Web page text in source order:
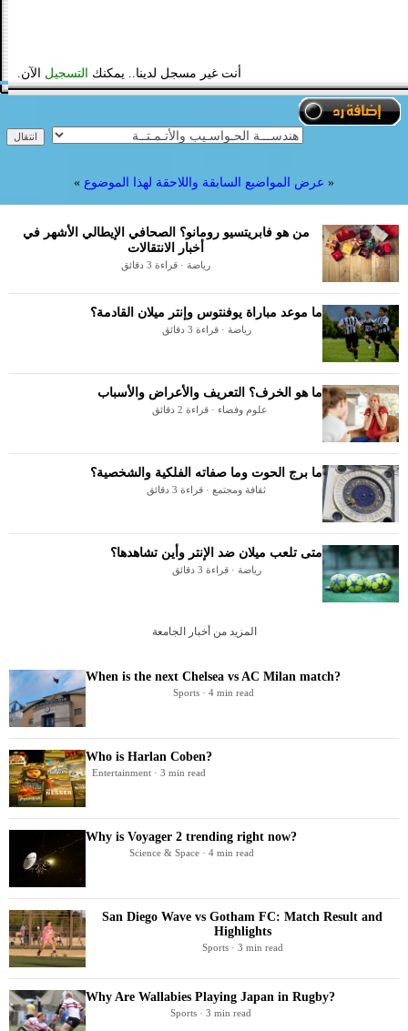
أنت غير مسجل لدينا.. يمكنك التسجيل الآن.
« عرض المواضيع السابقة واللاحقة لهذا الموضوع »
من هو فابريتسيو رومانو؟ الصحافي الإيطالي الأشهر في
أخبار الانتقالات
رياضة · قراءة 3 دقائق
ما موعد مباراة يوفنتوس وإنتر ميلان القادمة؟
رياضة · قراءة 3 دقائق
ما هو الخرف؟ التعريف والأعراض والأسباب
علوم وفضاء · قراءة 2 دقائق
ما برج الحوت وما صفاته الفلكية والشخصية؟
ثقافة ومجتمع · قراءة 3 دقائق
متى تلعب ميلان ضد الإنتر وأين تشاهدها؟
رياضة · قراءة 3 دقائق
المزيد من أخبار الجامعة
When is the next Chelsea vs AC Milan match?
Sports · 4 min read
Who is Harlan Coben?
Entertainment · 3 min read
Why is Voyager 2 trending right now?
Science & Space · 4 min read
San Diego Wave vs Gotham FC: Match Result and
Highlights
Sports · 3 min read
Why Are Wallabies Playing Japan in Rugby?
Sports · 3 min read